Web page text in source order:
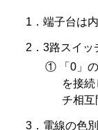
1．端子台は
2．3路スイッ
① 「0」の
を接
チ相互
3．電線の色